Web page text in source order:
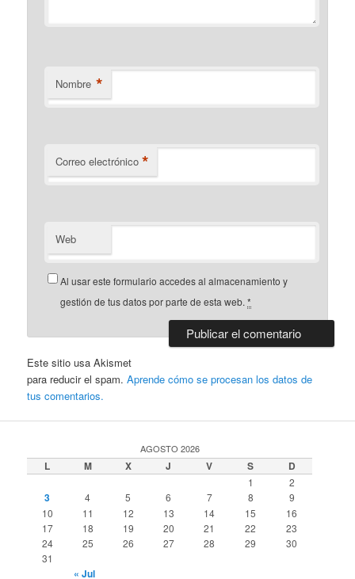
Nombre *
Correo electrónico *
Web
Al usar este formulario accedes al almacenamiento y
gestión de tus datos por parte de esta web.*
Este sitio usa Akismet
para reducir el spam.Aprende cómo se procesan los datos de
tus comentarios.
AGOSTO 2026
L M X J V S D
1 2
3 4 5 6 7 8
9
10
11 12 13 14 15
16
17
18 19 20 21 22
23
24
25 26 27 28 29
30
31
« Jul